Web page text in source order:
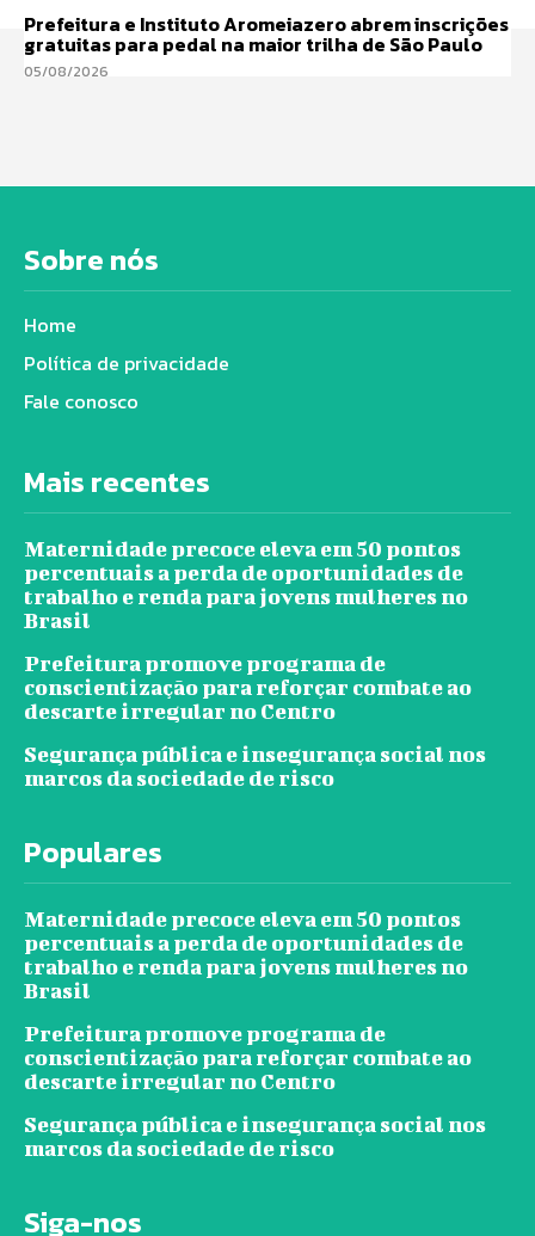
Prefeitura e Instituto Aromeiazero abrem inscrições
gratuitas para pedal na maior trilha de São Paulo
05/08/2026
Sobre nós
Home
Política de privacidade
Fale conosco
Mais recentes
Maternidade precoce eleva em 50 pontos
percentuais a perda de oportunidades de
trabalho e renda para jovens mulheres no
Brasil
Prefeitura promove programa de
conscientização para reforçar combate ao
descarte irregular no Centro
Segurança pública e insegurança social nos
marcos da sociedade de risco
Populares
Maternidade precoce eleva em 50 pontos
percentuais a perda de oportunidades de
trabalho e renda para jovens mulheres no
Brasil
Prefeitura promove programa de
conscientização para reforçar combate ao
descarte irregular no Centro
Segurança pública e insegurança social nos
marcos da sociedade de risco
Siga-nos